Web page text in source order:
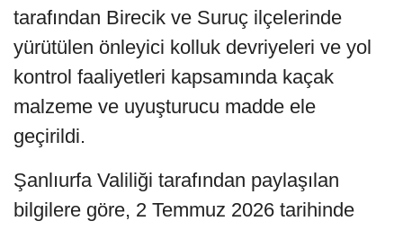
tarafından Birecik ve Suruç ilçelerinde
yürütülen önleyici kolluk devriyeleri ve yol
kontrol faaliyetleri kapsamında kaçak
malzeme ve uyuşturucu madde ele
geçirildi.
Şanlıurfa Valiliği tarafından paylaşılan
bilgilere göre, 2 Temmuz 2026 tarihinde